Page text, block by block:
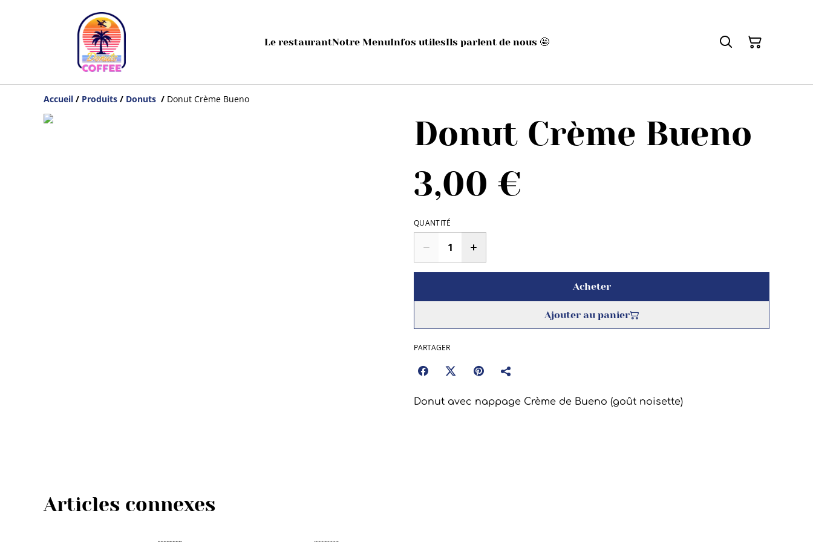
Le restaurantNotre MenuInfos utilesIls parlent de nous 🤩
Accueil / Produits / Donuts / Donut Crème Bueno
Donut Crème Bueno
3,00 €
QUANTITÉ
Acheter
Ajouter au panier
PARTAGER
Donut avec nappage Crème de Bueno (goût noisette)
Articles connexes